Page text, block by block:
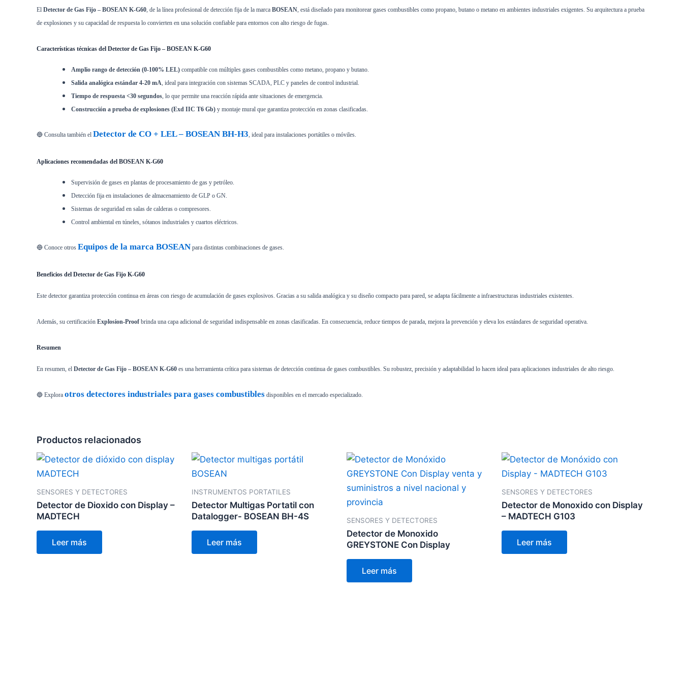
El Detector de Gas Fijo – BOSEAN K-G60 , de la línea profesional de detección fija de la marca BOSEAN , está diseñado para monitorear gases combustibles como propano, butano o metano en ambientes industriales exigentes. Su arquitectura a prueba
de explosiones y su capacidad de respuesta lo convierten en una solución confiable para entornos con alto riesgo de fugas.
Características técnicas del Detector de Gas Fijo – BOSEAN K-G60
Amplio rango de detección (0-100% LEL) compatible con múltiples gases combustibles como metano, propano y butano.
Salida analógica estándar 4-20 mA, ideal para integración con sistemas SCADA, PLC y paneles de control industrial.
Tiempo de respuesta <30 segundos, lo que permite una reacción rápida ante situaciones de emergencia.
Construcción a prueba de explosiones (Exd IIC T6 Gb) y montaje mural que garantiza protección en zonas clasificadas.
🔵 Consulta también el Detector de CO + LEL – BOSEAN BH-H3, ideal para instalaciones portátiles o móviles.
Aplicaciones recomendadas del BOSEAN K-G60
Supervisión de gases en plantas de procesamiento de gas y petróleo.
Detección fija en instalaciones de almacenamiento de GLP o GN.
Sistemas de seguridad en salas de calderas o compresores.
Control ambiental en túneles, sótanos industriales y cuartos eléctricos.
🔵 Conoce otros Equipos de la marca BOSEAN para distintas combinaciones de gases.
Beneficios del Detector de Gas Fijo K-G60
Este detector garantiza protección continua en áreas con riesgo de acumulación de gases explosivos. Gracias a su salida analógica y su diseño compacto para pared, se adapta fácilmente a infraestructuras industriales existentes.
Además, su certificación Explosion-Proof brinda una capa adicional de seguridad indispensable en zonas clasificadas. En consecuencia, reduce tiempos de parada, mejora la prevención y eleva los estándares de seguridad operativa.
Resumen
En resumen, el Detector de Gas Fijo – BOSEAN K-G60 es una herramienta crítica para sistemas de detección continua de gases combustibles. Su robustez, precisión y adaptabilidad lo hacen ideal para aplicaciones industriales de alto riesgo.
🔵 Explora otros detectores industriales para gases combustibles disponibles en el mercado especializado.
Productos relacionados
SENSORES Y DETECTORES
Detector de Dioxido con Display –
MADTECH
Leer más
INSTRUMENTOS PORTATILES
Detector Multigas Portatil con
Datalogger- BOSEAN BH-4S
Leer más
SENSORES Y DETECTORES
Detector de Monoxido
GREYSTONE Con Display
Leer más
SENSORES Y DETECTORES
Detector de Monoxido con Display
– MADTECH G103
Leer más